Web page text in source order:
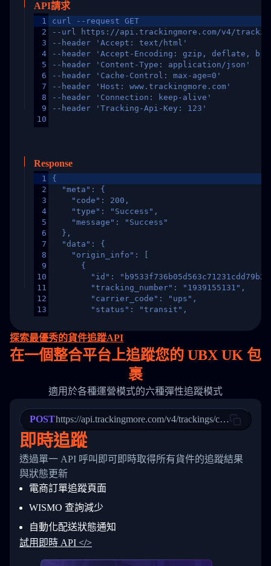
API請求
1
2
3
4
5
6
7
8
9
10
curl --request GET
--url https://api.trackingmore.com/v4/trackings/
--header 'Accept: text/html'
--header 'Accept-Encoding: gzip, deflate,
--header 'Content-Type: application/json'
--header 'Cache-Control: max-age=0'
--header 'Host: www.trackingmore.com'
--header 'Connection: keep-alive'
--header 'Tracking-Api-Key: 123'
Response
1
2
3
4
5
6
7
8
9
10
11
12
13
15
16
17
18
22
23
24
25
27
28
29
30
31
33
34
{
  "meta": {
    "code": 200,
    "type": "Success",
    "message": "Success"
  },
  "data": {
    "origin_info": [
      {
"id":
        "tracking_number": "1939155131",
        "carrier_code": "ups",
        "status": "transit",
"destination_country": "United
        "itemTimeLength": 2,
        "weblink": "",
        "phone": null,
        "trackinfo": [
          {
            "Date": "2017-03-08 04: 22: 00",
"StatusDescription": "Departed
"Details": "Departed Facility
          },
          {
            "Date": "2017-03-06 15:28:00",
"StatusDescription": "Shipment
"Details": "BEIJING-
          }
        ]
      }
  }
}
探索最優秀的貨件追蹤API
在一個整合平台上追蹤您的 UBX UK 包
裹
適用於各種運營模式的六種彈性追蹤模式
POSThttps://api.trackingmore.com/v4/trackings/create
即時追蹤
透過單一 API 呼叫即可即時取得所有貨件的追蹤結果
與狀態更新
電商訂單追蹤頁面
WISMO 查詢減少
自動化配送狀態通知
試用即時 API </>